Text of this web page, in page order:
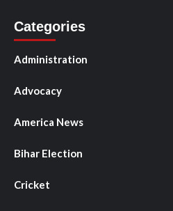
Categories
Administration
Advocacy
America News
Bihar Election
Cricket